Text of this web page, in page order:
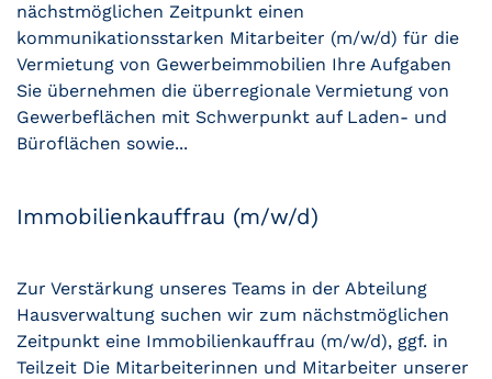
nächstmöglichen Zeitpunkt einen
kommunikationsstarken Mitarbeiter (m/w/d) für die
Vermietung von Gewerbeimmobilien Ihre Aufgaben
Sie übernehmen die überregionale Vermietung von
Gewerbeflächen mit Schwerpunkt auf Laden- und
Büroflächen sowie...
Immobilienkauffrau (m/w/d)
Zur Verstärkung unseres Teams in der Abteilung
Hausverwaltung suchen wir zum nächstmöglichen
Zeitpunkt eine Immobilienkauffrau (m/w/d), ggf. in
Teilzeit Die Mitarbeiterinnen und Mitarbeiter unserer